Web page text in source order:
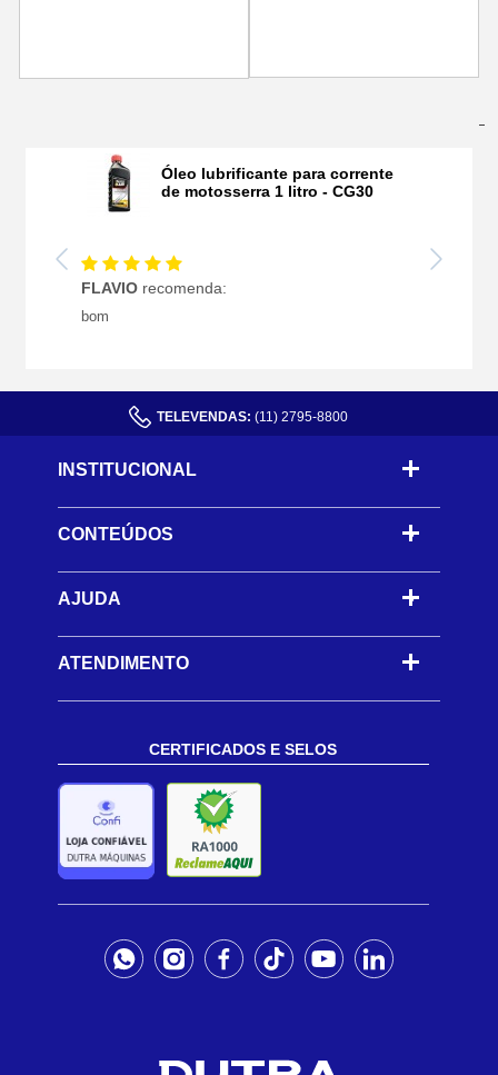
Óleo lubrificante para corrente
de motosserra 1 litro - CG30
FLAVIOrecomenda:
bom
TELEVENDAS: (11) 2795-8800
INSTITUCIONAL
CONTEÚDOS -
AJUDA -
ATENDIMENTO
CERTIFICADOS E SELOS